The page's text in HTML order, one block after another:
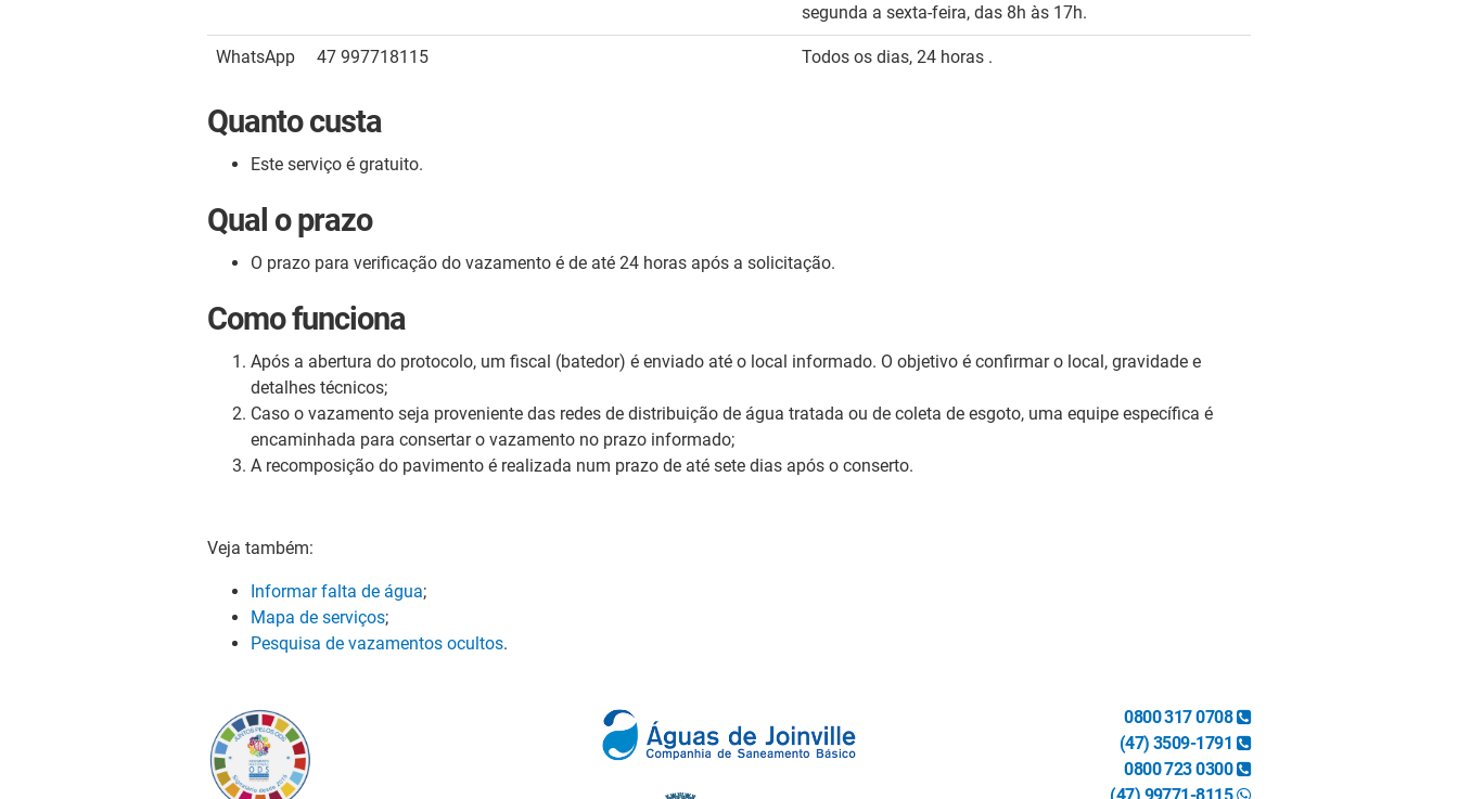
segunda a sexta-feira, das 8h às 17h.
WhatsApp 47 997718115 Todos os dias, 24 horas .
Quanto custa
Este serviço é gratuito.
Qual o prazo
O prazo para verificação do vazamento é de até 24 horas após a solicitação.
Como funciona
Após a abertura do protocolo, um fiscal (batedor) é enviado até o local informado. O objetivo é confirmar o local, gravidade e
detalhes técnicos;
Caso o vazamento seja proveniente das redes de distribuição de água tratada ou de coleta de esgoto, uma equipe específica é
encaminhada para consertar o vazamento no prazo informado;
A recomposição do pavimento é realizada num prazo de até sete dias após o conserto.
Veja também:
Informar falta de água;
Mapa de serviços;
Pesquisa de vazamentos ocultos.
0800 317 0708
(47) 3509-1791
0800 723 0300
(47) 99771-8115